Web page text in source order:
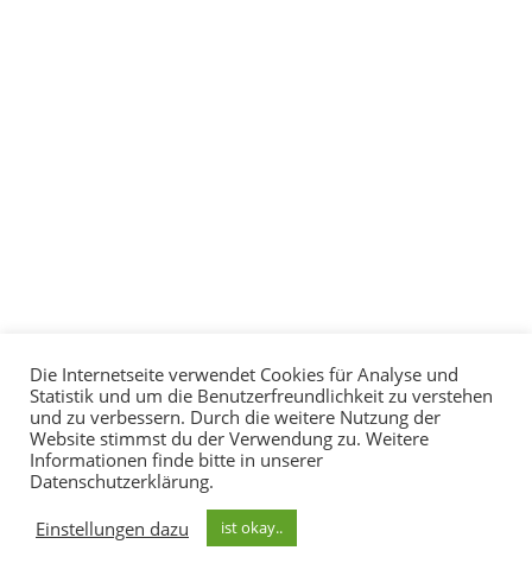
Die Internetseite verwendet Cookies für Analyse und
Statistik und um die Benutzerfreundlichkeit zu verstehen
und zu verbessern. Durch die weitere Nutzung der
Website stimmst du der Verwendung zu. Weitere
Informationen finde bitte in unserer
Datenschutzerklärung.
Einstellungen dazu
ist okay..